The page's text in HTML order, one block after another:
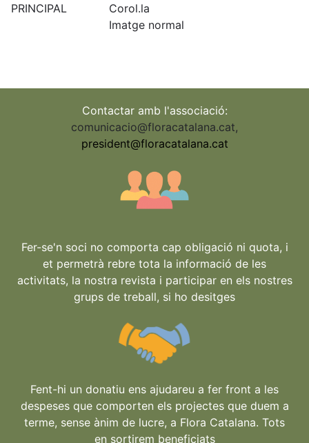
PRINCIPAL
Corol.la
Imatge normal
Contactar amb l'associació:
comunicacio@floracatalana.cat,
president@floracatalana.cat
Fer-se'n soci no comporta cap obligació ni quota, i
et permetrà rebre tota la informació de les
activitats, la nostra revista i participar en els nostres
grups de treball, si ho desitges
Fent-hi un donatiu ens ajudareu a fer front a les
despeses que comporten els projectes que duem a
terme, sense ànim de lucre, a Flora Catalana. Tots
en sortirem beneficiats